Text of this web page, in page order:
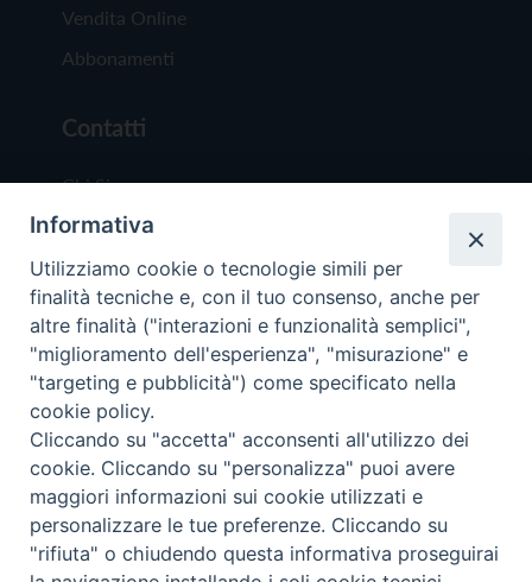
Vendita Online
Abbonamenti
Contatti
Chi Siamo
Redazione
Scrivici
Copyright © 2019 - Tutti i diritti riservati - Vita
Trentina Editrice
Privacy Policy
Torna
Informativa
Utilizziamo cookie o tecnologie simili per
finalità tecniche e, con il tuo consenso, anche per
altre finalità ("interazioni e funzionalità semplici",
"miglioramento dell'esperienza", "misurazione" e
"targeting e pubblicità") come specificato nella
cookie policy.
Cliccando su "accetta" acconsenti all'utilizzo dei
cookie. Cliccando su "personalizza" puoi avere
maggiori informazioni sui cookie utilizzati e
personalizzare le tue preferenze. Cliccando su
"rifiuta" o chiudendo questa informativa proseguirai